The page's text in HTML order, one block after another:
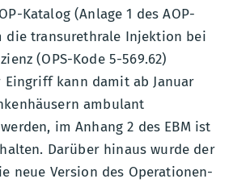
Katalog (Anlage 1 des AOP-
die transurethrale Injektion bei
(OPS-Kode 5-569.62)
Eingriff kann damit ab Januar
ambulant
im Anhang 2 des EBM ist
Darüber hinaus wurde der
neue Version des Operationen-